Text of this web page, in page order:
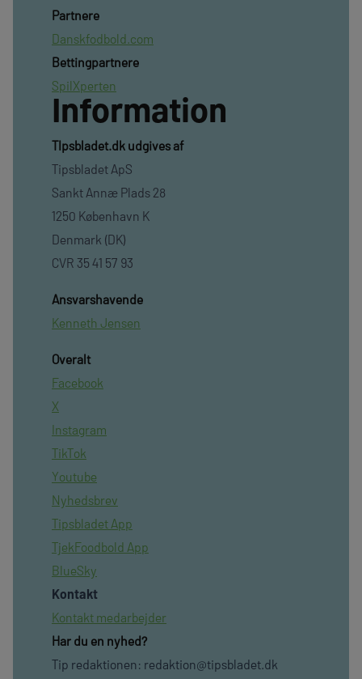
Partnere
Danskfodbold.com
Bettingpartnere
SpilXperten
Information
TIpsbladet.dk udgives af
Tipsbladet ApS
Sankt Annæ Plads 28
1250 København K
Denmark (DK)
CVR 35 41 57 93
Ansvarshavende
Kenneth Jensen
Overalt
Facebook
X
Instagram
TikTok
Youtube
Nyhedsbrev
Tipsbladet App
TjekFoodbold App
BlueSky
Kontakt
Kontakt medarbejder
Har du en nyhed?
Tip redaktionen: redaktion@tipsbladet.dk